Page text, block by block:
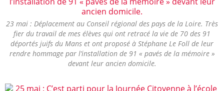
23 mai : Déplacement au Conseil régional des pays de la Loire. Très
fier du travail de mes élèves qui ont retracé la vie de 70 des 91
déportés juifs du Mans et ont proposé à Stéphane Le Foll de leur
rendre hommage par l’installation de 91 « pavés de la mémoire »
devant leur ancien domicile.